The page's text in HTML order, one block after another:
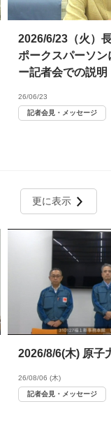
2026/6/23（火）
ポークスパーソ
ー記者会での説明
26/06/23
記者会見・メッセージ
更に表示
2026/8/6(木) 原子
26/08/06 (木)
記者会見・メッセージ